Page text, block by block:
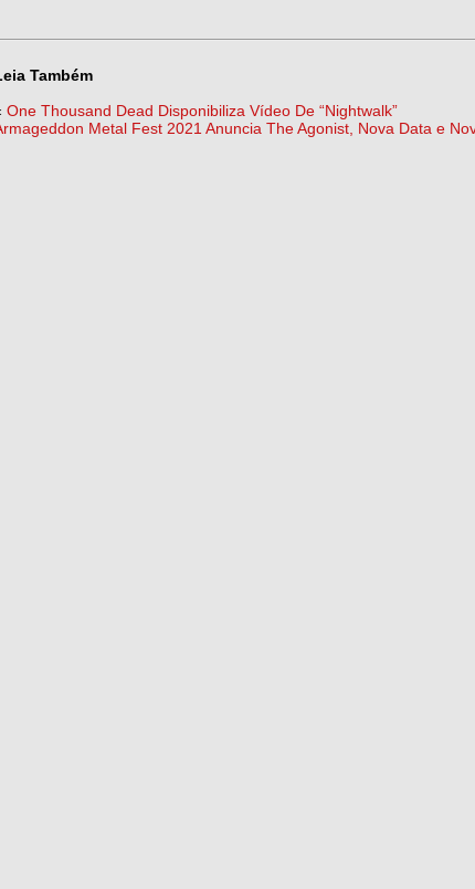
Também
One Thousand Dead Disponibiliza Vídeo De “Nightwalk”
Metal Fest 2021 Anuncia The Agonist, Nova Data e